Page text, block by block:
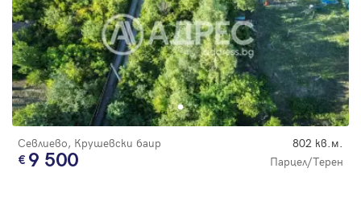
Севлиево, Крушевски баир 802 кв.м.
9 500 Парцел/Терен